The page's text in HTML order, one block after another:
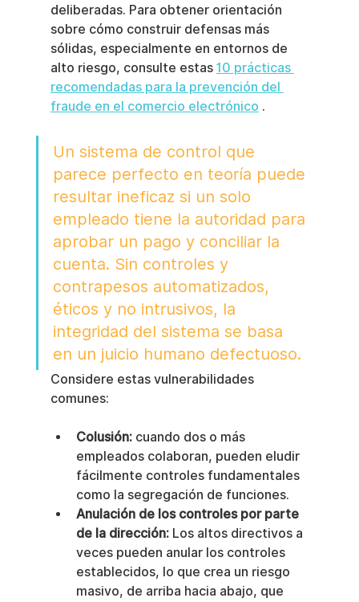
deliberadas. Para obtener orientación
sobre cómo construir defensas más
sólidas, especialmente en entornos de
alto riesgo, consulte estas 10 prácticas
recomendadas para la prevención del
fraude en el comercio electrónico .
Un sistema de control que
parece perfecto en teoría puede
resultar ineficaz si un solo
empleado tiene la autoridad para
aprobar un pago y conciliar la
cuenta. Sin controles y
contrapesos automatizados,
éticos y no intrusivos, la
integridad del sistema se basa
en un juicio humano defectuoso.
Considere estas vulnerabilidades
comunes:
Colusión: cuando dos o más
empleados colaboran, pueden eludir
fácilmente controles fundamentales
como la segregación de funciones.
Anulación de los controles por parte
de la dirección: Los altos directivos a
veces pueden anular los controles
establecidos, lo que crea un riesgo
masivo, de arriba hacia abajo, que